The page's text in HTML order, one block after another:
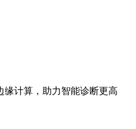
缘计算，助力智能诊断更高